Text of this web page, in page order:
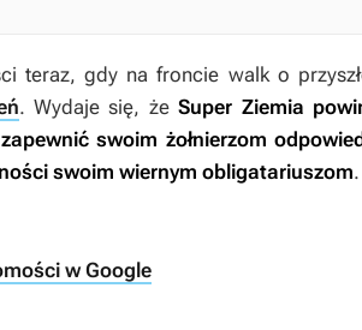
teraz, gdy na froncie walk o
. Wydaje się, żeSuper Ziemia
swoim żołnierzom
swoim wiernym obligatariuszom.
w Google